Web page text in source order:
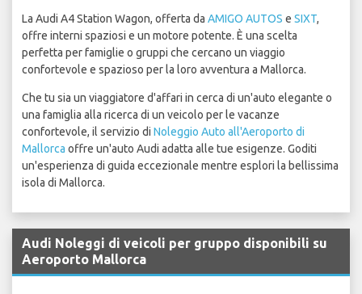
La Audi A4 Station Wagon, offerta da AMIGO AUTOS e SIXT,
offre interni spaziosi e un motore potente. È una scelta
perfetta per famiglie o gruppi che cercano un viaggio
confortevole e spazioso per la loro avventura a Mallorca.
Che tu sia un viaggiatore d'affari in cerca di un'auto elegante o
una famiglia alla ricerca di un veicolo per le vacanze
confortevole, il servizio di Noleggio Auto all'Aeroporto di
Mallorca offre un'auto Audi adatta alle tue esigenze. Goditi
un'esperienza di guida eccezionale mentre esplori la bellissima
isola di Mallorca.
Audi Noleggi di veicoli per gruppo disponibili su
Aeroporto Mallorca